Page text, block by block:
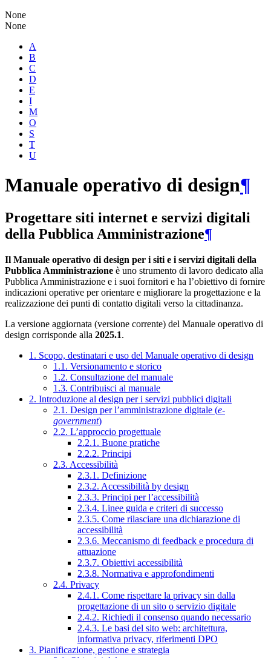
None
None
A
B
C
D
E
I
M
O
S
T
U
Manuale operativo di design¶
Progettare siti internet e servizi digitali
della Pubblica Amministrazione¶
Il Manuale operativo di design per i siti e i servizi digitali della
Pubblica Amministrazione è uno strumento di lavoro dedicato alla
Pubblica Amministrazione e i suoi fornitori e ha l’obiettivo di fornire
indicazioni operative per orientare e migliorare la progettazione e la
realizzazione dei punti di contatto digitali verso la cittadinanza.
La versione aggiornata (versione corrente) del Manuale operativo di
design corrisponde alla 2025.1.
1. Scopo, destinatari e uso del Manuale operativo di design
1.1. Versionamento e storico
1.2. Consultazione del manuale
1.3. Contribuisci al manuale
2. Introduzione al design per i servizi pubblici digitali
2.1. Design per l’amministrazione digitale (e-
government)
2.2. L’approccio progettuale
2.2.1. Buone pratiche
2.2.2. Principi
2.3. Accessibilità
2.3.1. Definizione
2.3.2. Accessibilità by design
2.3.3. Principi per l’accessibilità
2.3.4. Linee guida e criteri di successo
2.3.5. Come rilasciare una dichiarazione di
accessibilità
2.3.6. Meccanismo di feedback e procedura di
attuazione
2.3.7. Obiettivi accessibilità
2.3.8. Normativa e approfondimenti
2.4. Privacy
2.4.1. Come rispettare la privacy sin dalla
progettazione di un sito o servizio digitale
2.4.2. Richiedi il consenso quando necessario
2.4.3. Le basi del sito web: architettura,
informativa privacy, riferimenti DPO
3. Pianificazione, gestione e strategia